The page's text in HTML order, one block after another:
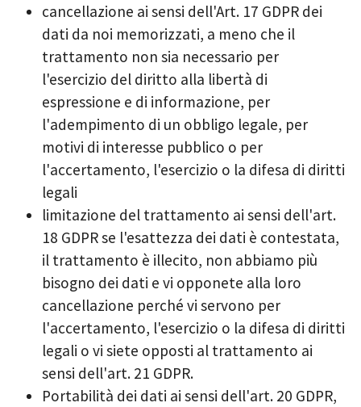
cancellazione ai sensi dell'Art. 17 GDPR dei
dati da noi memorizzati, a meno che il
trattamento non sia necessario per
l'esercizio del diritto alla libertà di
espressione e di informazione, per
l'adempimento di un obbligo legale, per
motivi di interesse pubblico o per
l'accertamento, l'esercizio o la difesa di diritti
legali
limitazione del trattamento ai sensi dell'art.
18 GDPR se l'esattezza dei dati è contestata,
il trattamento è illecito, non abbiamo più
bisogno dei dati e vi opponete alla loro
cancellazione perché vi servono per
l'accertamento, l'esercizio o la difesa di diritti
legali o vi siete opposti al trattamento ai
sensi dell'art. 21 GDPR.
Portabilità dei dati ai sensi dell'art. 20 GDPR,